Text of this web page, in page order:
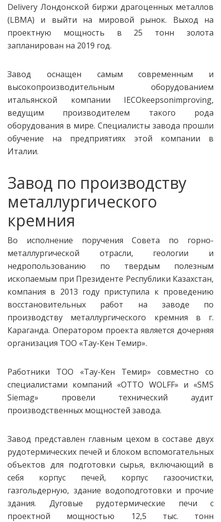
Delivery Лондонской биржи драгоценных металлов
(LBMA) и выйти на мировой рынок. Выход на
проектную мощность в 25 тонн золота
запланирован на 2019 год.
Завод оснащен самым современным и
высокопроизводительным оборудованием
итальянской компании IECOkeepsonimproving,
ведущим производителем такого рода
оборудования в мире. Специалисты завода прошли
обучение на предприятиях этой компании в
Италии.
Завод по производству
металлургического
кремния
Во исполнение поручения Совета по горно-
металлургической отрасли, геологии и
недропользованию по твердым полезным
ископаемым при Президенте Республики Казахстан,
компания в 2013 году приступила к проведению
восстановительных работ на заводе по
производству металлургического кремния в г.
Караганда. Оператором проекта является дочерняя
организация ТОО «Тау-Кен Темир».
Работники ТОО «Тау-Кен Темир» совместно со
специалистами компаний «OTTO WOLFF» и «SMS
Siemag» провели технический аудит
производственных мощностей завода.
Завод представлен главным цехом в составе двух
рудотермических печей и блоком вспомогательных
объектов для подготовки сырья, включающий в
себя корпус печей, корпус газоочистки,
газгольдерную, здание водоподготовки и прочие
здания. Дуговые рудотермические печи с
проектной мощностью 12,5 тыс. тонн